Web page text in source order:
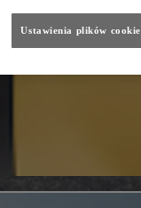
Ustawienia plików cookie